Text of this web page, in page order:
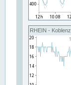
RHEIN - Koblenz